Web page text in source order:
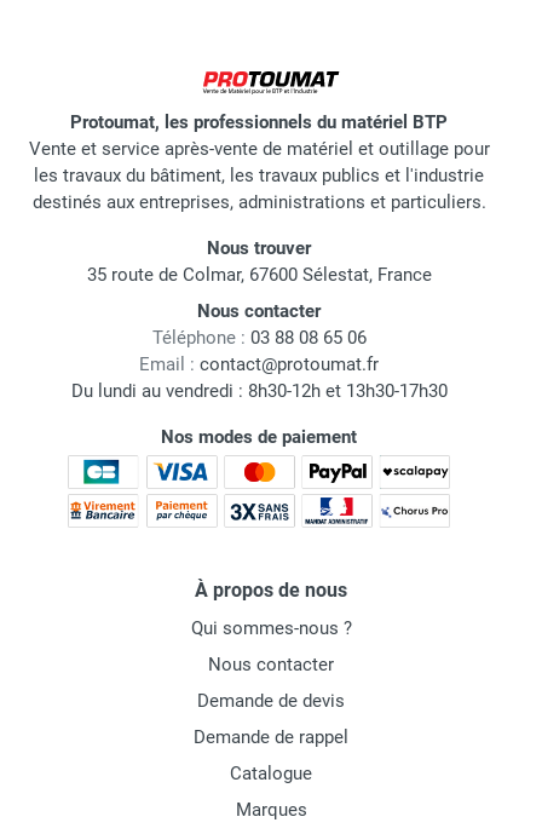
Protoumat, les professionnels du matériel BTP
Vente et service après-vente de matériel et outillage pour
les travaux du bâtiment, les travaux publics et l'industrie
destinés aux entreprises, administrations et particuliers.
Nous trouver
35 route de Colmar, 67600 Sélestat, France
Nous contacter
Téléphone : 03 88 08 65 06
Email : contact@protoumat.fr
Du lundi au vendredi : 8h30-12h et 13h30-17h30
Nos modes de paiement
À propos de nous
Qui sommes-nous ?
Nous contacter
Demande de devis
Demande de rappel
Catalogue
Marques